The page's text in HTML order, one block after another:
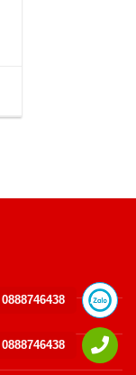
0888746438
0888746438